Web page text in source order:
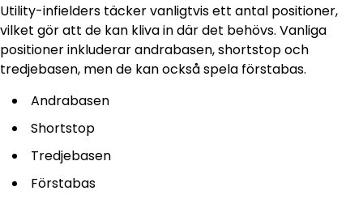
Utility-infielders täcker vanligtvis ett antal positioner,
vilket gör att de kan kliva in där det behövs. Vanliga
positioner inkluderar andrabasen, shortstop och
tredjebasen, men de kan också spela förstabas.
Andrabasen
Shortstop
Tredjebasen
Förstabas